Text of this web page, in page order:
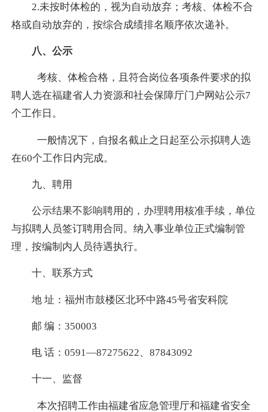
2.未按时体检的，视为自动放弃；考核、体检不合
格或自动放弃的，按综合成绩排名顺序依次递补。
八、公示
考核、体检合格，且符合岗位各项条件要求的拟
聘人选在福建省人力资源和社会保障厅门户网站公示7
个工作日。
一般情况下，自报名截止之日起至公示拟聘人选
在60个工作日内完成。
九、聘用
公示结果不影响聘用的，办理聘用核准手续，单位
与拟聘人员签订聘用合同。纳入事业单位正式编制管
理，按编制内人员待遇执行。
十、联系方式
地 址：福州市鼓楼区北环中路45号省安科院
邮 编： 350003
电 话： 0591—87275622、 87843092
十一、监督
本次招聘工作由福建省应急管理厅和福建省安全